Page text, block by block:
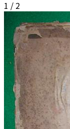
1 / 2